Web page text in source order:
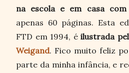
na escola e em casa
apenas 60 páginas. Esta
FTD em 1994, éilustrada
Weigand. Fico muito feliz
parte da minha infância, e